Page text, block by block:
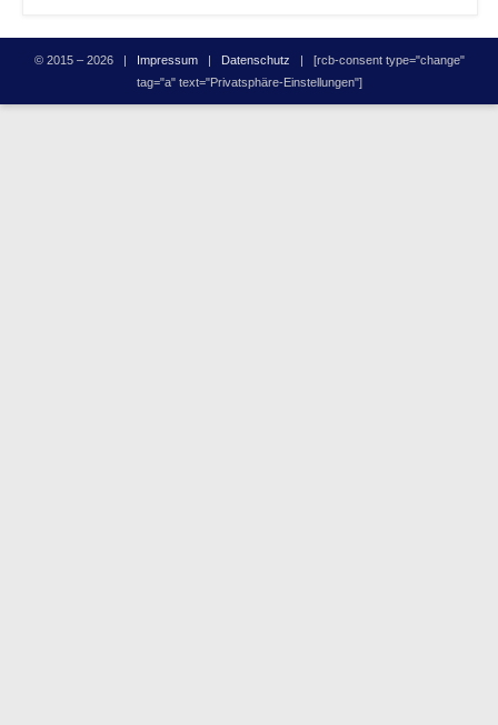
© 2015 – 2026 | Impressum| Datenschutz | [rcb-consent type="change"
tag="a" text="Privatsphäre-Einstellungen"]